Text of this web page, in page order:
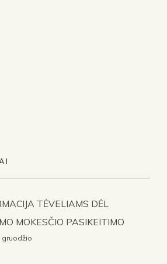
TĖVELIAMS DĖL
MOKESČIO PASIKEITIMO
gruodžio